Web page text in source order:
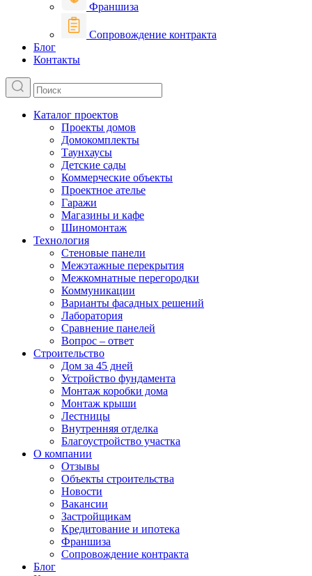
Франшиза
Сопровождение контракта
Блог
Контакты
Каталог проектов
Проекты домов
Домокомплекты
Таунхаусы
Детские сады
Коммерческие объекты
Проектное ателье
Гаражи
Магазины и кафе
Шиномонтаж
Технология
Стеновые панели
Межэтажные перекрытия
Межкомнатные перегородки
Коммуникации
Варианты фасадных решений
Лаборатория
Сравнение панелей
Вопрос – ответ
Строительство
Дом за 45 дней
Устройство фундамента
Монтаж коробки дома
Монтаж крыши
Лестницы
Внутренняя отделка
Благоустройство участка
О компании
Отзывы
Объекты строительства
Новости
Вакансии
Застройщикам
Кредитование и ипотека
Франшиза
Сопровождение контракта
Блог